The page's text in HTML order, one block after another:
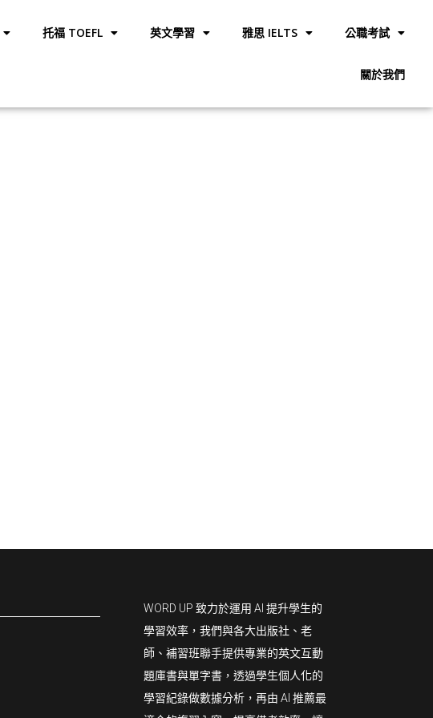
托福 TOEFL 英文學習 雅思 IELTS 公職考試
關於我們
WORD UP 致力於運用 AI 提升學生的
學習效率，我們與各大出版社、老
師、補習班聯手提供專業的英文互動
題庫書與單字書，透過學生個人化的
學習紀錄做數據分析，再由 AI 推薦最